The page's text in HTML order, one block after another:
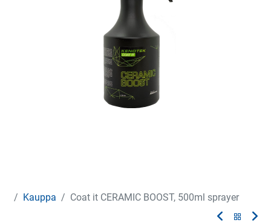
Kauppa Coat it CERAMIC BOOST, 500ml sprayer